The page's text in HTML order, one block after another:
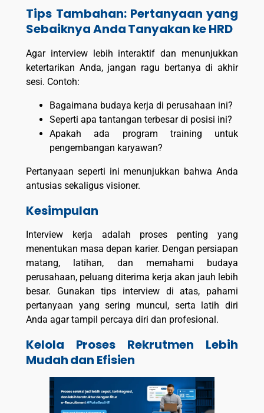
Tips Tambahan: Pertanyaan yang
Sebaiknya Anda Tanyakan ke HRD
Agar interview lebih interaktif dan menunjukkan
ketertarikan Anda, jangan ragu bertanya di akhir
sesi. Contoh:
Bagaimana budaya kerja di perusahaan ini?
Seperti apa tantangan terbesar di posisi ini?
Apakah ada program training untuk
pengembangan karyawan?
Pertanyaan seperti ini menunjukkan bahwa Anda
antusias sekaligus visioner.
Kesimpulan
Interview kerja adalah proses penting yang
menentukan masa depan karier. Dengan persiapan
matang, latihan, dan memahami budaya
perusahaan, peluang diterima kerja akan jauh lebih
besar. Gunakan tips interview di atas, pahami
pertanyaan yang sering muncul, serta latih diri
Anda agar tampil percaya diri dan profesional.
Kelola Proses Rekrutmen Lebih
Mudah dan Efisien